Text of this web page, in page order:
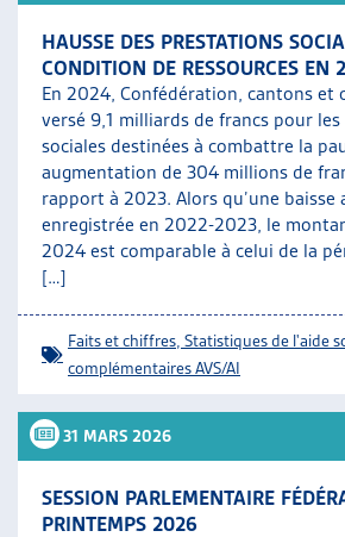
HAUSSE DES PRESTATIONS
CONDITION DE RESSOURCES EN
En 2024, Confédération, cantons et
versé 9,1 milliards de francs pour
sociales destinées à combattre la
augmentation de 304 millions de
rapport à 2023. Alors qu’une baisse
enregistrée en 2022-2023, le
2024 est comparable à celui de la
[…]
Faits et chiffres Statistiques de l'aide
complémentaires AVS/AI
31 MARS 2026
SESSION PARLEMENTAIRE
PRINTEMPS 2026